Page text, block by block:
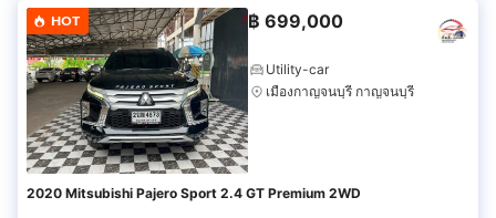
HOT ฿ 699,000
Utility-car
เมืองกาญจนบุรี กาญจนบุรี
2020 Mitsubishi Pajero Sport 2.4 GT Premium 2WD